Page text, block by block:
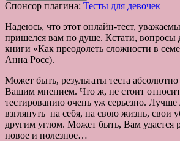
Спонсор плагина: Тесты для девочек
Надеюсь, что этот онлайн-тест,
пришелся вам по душе. Кстати, вопросы
книги «Как преодолеть сложности в
Анна Росс).
Может быть, результаты теста абсолютно
Вашим мнением. Что ж, не стоит
тестированию очень уж серьезно.
взглянуть на себя, на свою жизнь, свои
другим углом. Может быть, Вам удастся
новое и полезное…